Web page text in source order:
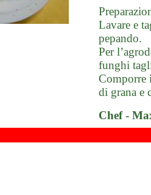
Lavare e
pepando.
Per
funghi
Comporre
di grana e
Chef -